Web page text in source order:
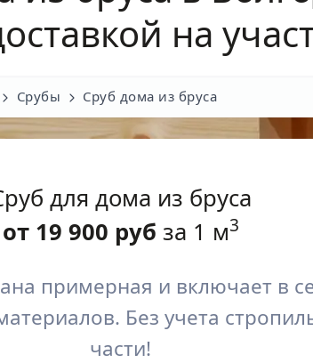
на
Срубы Сруб дома из бруса
для дома из бруса
от 19 900 руб за 1 м3
примерная и включает в
Без учета
части!